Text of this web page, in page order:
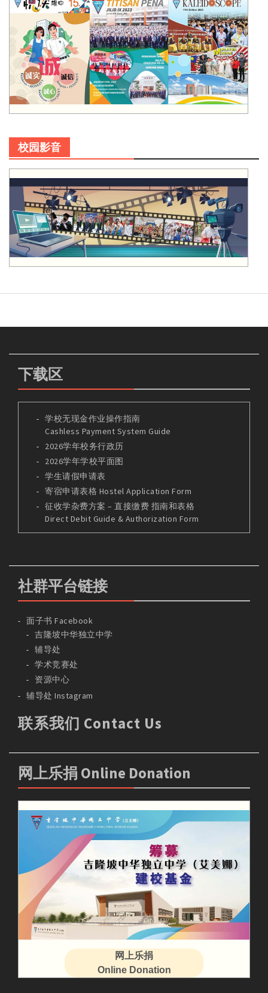
校园影音
下载区
学校无现金作业操作指南
Cashless Payment System Guide
2026学年校务行政历
2026学年学校平面图
学生请假申请表
寄宿申请表格 Hostel Application Form
征收学杂费方案 – 直接缴费 指南和表格
Direct Debit Guide & Authorization Form
社群平台链接
面子书 Facebook
吉隆坡中华独立中学
辅导处
学术竞赛处
资源中心
辅导处 Instagram
联系我们 Contact Us
网上乐捐 Online Donation
网上乐捐
Online Donation